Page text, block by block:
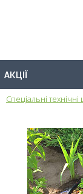
АКЦІЇ
Спеціальні